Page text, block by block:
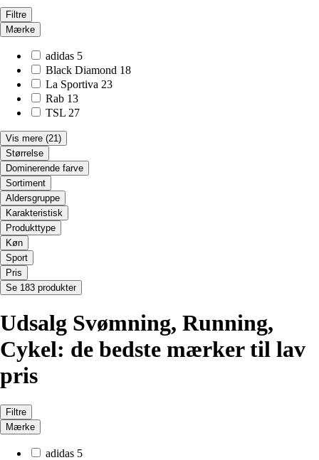
Filtre
Mærke
adidas 5
Black Diamond 18
La Sportiva 23
Rab 13
TSL 27
Vis mere (21)
Størrelse
Dominerende farve
Sortiment
Aldersgruppe
Karakteristisk
Produkttype
Køn
Sport
Pris
Se 183 produkter
Udsalg Svømning, Running,
Cykel: de bedste mærker til lav
pris
Filtre
Mærke
adidas 5